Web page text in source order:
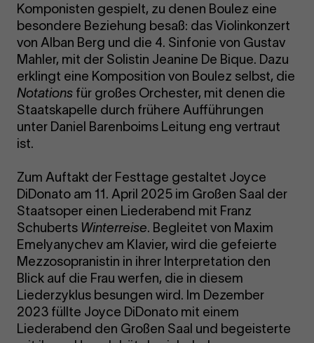
Komponisten gespielt, zu denen Boulez eine
besondere Beziehung besaß: das Violinkonzert
von Alban Berg und die 4. Sinfonie von Gustav
Mahler, mit der Solistin Jeanine De Bique. Dazu
erklingt eine Komposition von Boulez selbst, die
Notations für großes Orchester, mit denen die
Staatskapelle durch frühere Aufführungen
unter Daniel Barenboims Leitung eng vertraut
ist.
Zum Auftakt der Festtage gestaltet Joyce
DiDonato am 11. April 2025 im Großen Saal der
Staatsoper einen Liederabend mit Franz
Schuberts Winterreise. Begleitet von Maxim
Emelyanychev am Klavier, wird die gefeierte
Mezzosopranistin in ihrer Interpretation den
Blick auf die Frau werfen, die in diesem
Liederzyklus besungen wird. Im Dezember
2023 füllte Joyce DiDonato mit einem
Liederabend den Großen Saal und begeisterte